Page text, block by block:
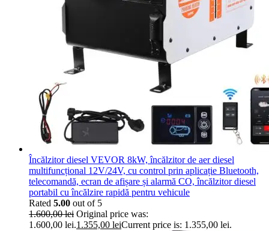
Încălzitor diesel VEVOR 8kW, încălzitor de aer diesel
multifuncțional 12V/24V, cu control prin aplicație Bluetooth,
telecomandă, ecran de afișare și alarmă CO, încălzitor diesel
portabil cu încălzire rapidă pentru vehicule
Rated 5.00 out of 5
1.600,00lei Original price was:
1.600,00 lei.1.355,00 leiCurrent price is: 1.355,00 lei.